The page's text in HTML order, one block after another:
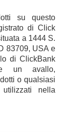
su questo
di Click
a 1444 S.
83709, USA e
di ClickBank
un avallo,
o qualsiasi
nella